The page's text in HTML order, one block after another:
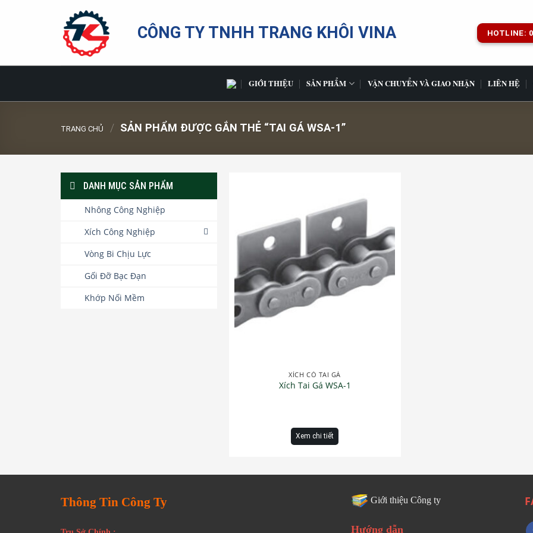
CÔNG TY TNHH TRANG KHÔI VINA HOTLINE:
GIỚI THIỆU SẢN PHẨM VẬN CHUYỂN VÀ GIAO NHẬN LIÊN HỆ
TRANG CHỦ / SẢN PHẨM ĐƯỢC GẮN THẺ “TAI GÁ WSA-1”
DANH MỤC SẢN PHẨM
Nhông Công Nghiệp
Xích Công Nghiệp
Vòng Bi Chịu Lực
Gối Đỡ Bạc Đạn
Khớp Nối Mềm
XÍCH CÓ TAI GÁ
Xích Tai Gá WSA-1
Xem chi tiết
Thông Tin Công Ty Giới thiệu Công ty
Hướng dẫn